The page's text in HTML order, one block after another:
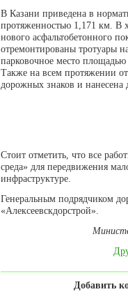
В Казани приведена в
протяженностью 1,171 км. В
нового асфальтобетонного
отремонтированы тротуары
парковочное место
Также на всем протяжении
дорожных знаков и нанесена
Стоит отметить, что все
среда» для передвижения
инфраструктуре.
Генеральным подрядчиком
«Алексеевскдорстрой».
Добавить